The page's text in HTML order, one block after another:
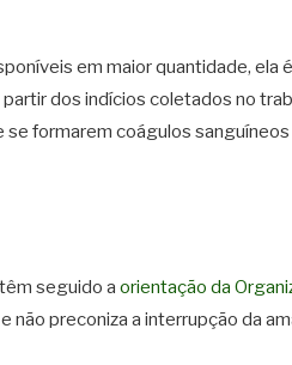
em maior quantidade,
partir dos indícios coletados no
formarem coágulos
seguido a orientação da
não preconiza a interrupção da